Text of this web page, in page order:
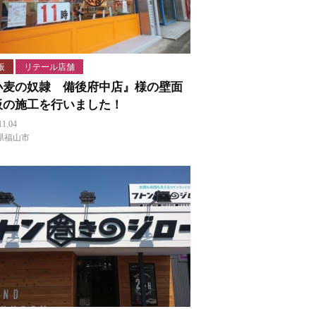
リテール店舗
麦の奴隷 備後府中店』様の壁面
施工を行いました！
福山市